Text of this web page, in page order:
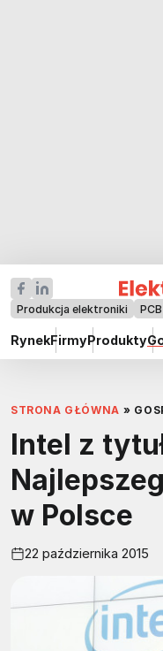
Produkcja elektroniki PCB
RynekFirmyProdukty
STRONA GŁÓWNA »
Intel z
w Polsce
22 października 2015